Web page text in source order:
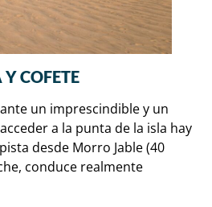
COFETE
un imprescindible y un
a la punta de la isla hay
desde Morro Jable (40
conduce realmente